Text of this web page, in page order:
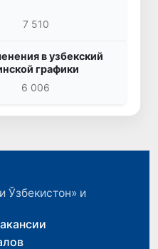
7 510
в узбекский
графики
6 006
Ўзбекистон» и